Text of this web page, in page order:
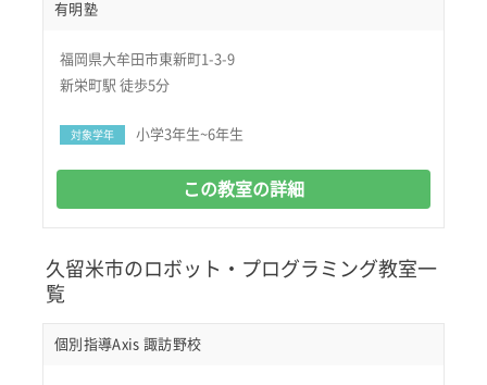
有明塾
福岡県大牟田市東新町1-3-9
新栄町駅 徒歩5分
対象学年 小学3年生~6年生
この教室の詳細
久留米市のロボット・プログラミング教室一
覧
個別指導Axis 諏訪野校